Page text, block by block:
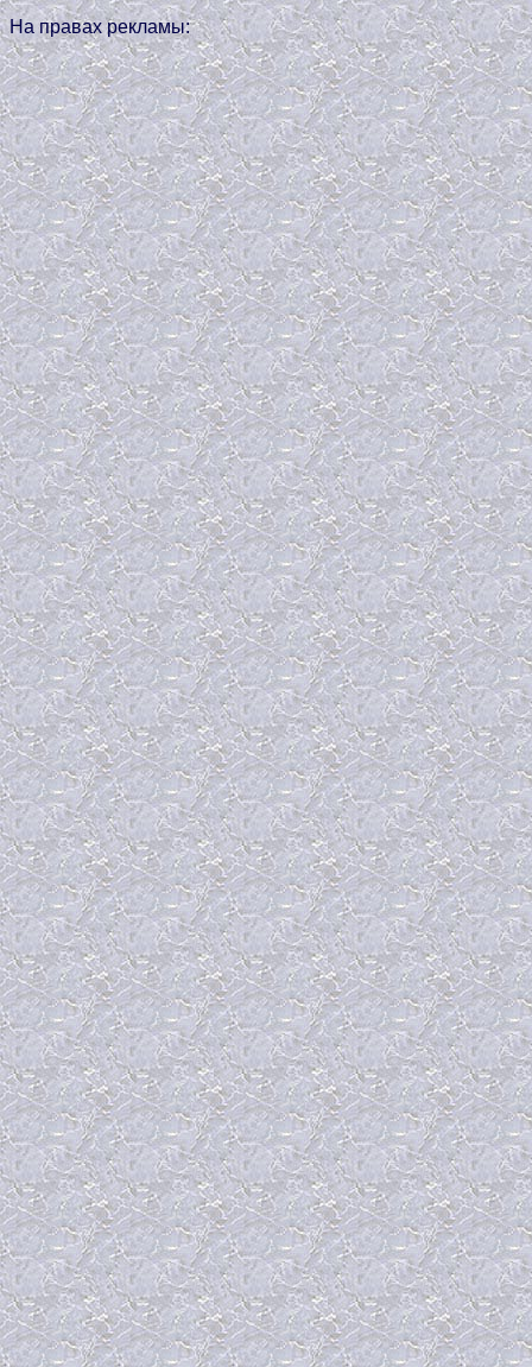
На правах рекламы: